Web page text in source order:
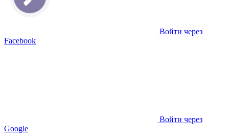
Войти через
Facebook
Войти через
Google